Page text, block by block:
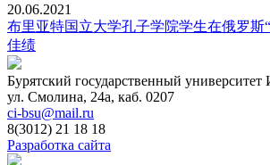
20.06.2021
布里亚特国立大学孔子学院学生在俄罗斯
佳绩
Бурятский государственный университет
ул. Смолина, 24а, каб. 0207
ci-bsu@mail.ru
8(3012) 21 18 18
Разработка сайта